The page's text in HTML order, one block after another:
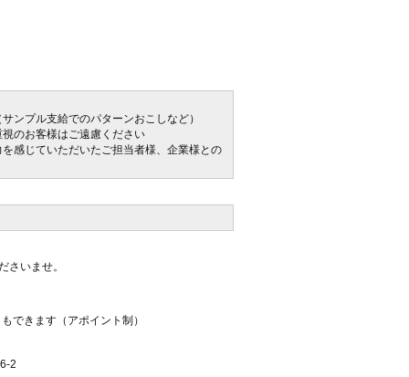
ンプル支給でのパターンおこしなど）
のお客様はご遠慮ください
感じていただいたご担当者様、企業様との
さいませ。
できます（アポイント制）
2